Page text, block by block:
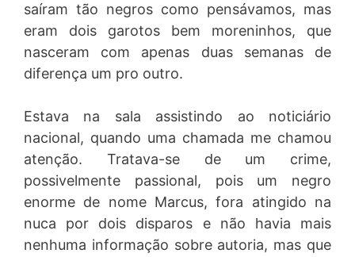
saíram tão negros como pensávamos, mas
eram dois garotos bem moreninhos, que
nasceram com apenas duas semanas de
diferença um pro outro.
Estava na sala assistindo ao noticiário
nacional, quando uma chamada me chamou
atenção. Tratava-se de um crime,
possivelmente passional, pois um negro
enorme de nome Marcus, fora atingido na
nuca por dois disparos e não havia mais
nenhuma informação sobre autoria, mas que